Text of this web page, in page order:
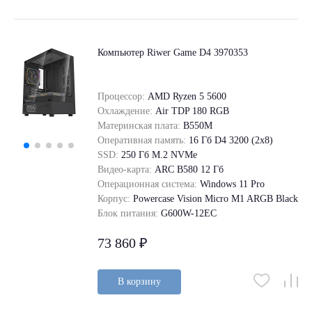
Компьютер Riwer Game D4 3970353
Процессор: AMD Ryzen 5 5600
Охлаждение: Air TDP 180 RGB
Материнская плата: B550M
Оперативная память: 16 Гб D4 3200 (2x8)
SSD: 250 Гб M.2 NVMe
Видео-карта: ARC B580 12 Гб
Операционная система: Windows 11 Pro
Корпус: Powercase Vision Micro M1 ARGB Black
Блок питания: G600W-12EC
73 860 ₽
В корзину